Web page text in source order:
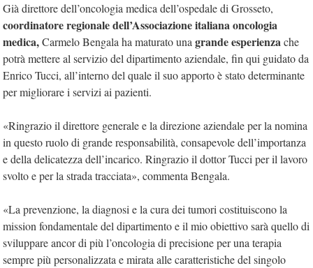
Già direttore dell’oncologia medica dell’ospedale di Grosseto,
coordinatore regionale dell’Associazione italiana oncologia
medica,Carmelo Bengala ha maturato unagrande esperienzache
potrà mettere al servizio del dipartimento aziendale, fin qui guidato da
Enrico Tucci, all’interno del quale il suo apporto è stato determinante
per migliorare i servizi ai pazienti.
«Ringrazio il direttore generale e la direzione aziendale per la nomina
in questo ruolo di grande responsabilità, consapevole dell’importanza
e della delicatezza dell’incarico. Ringrazio il dottor Tucci per il lavoro
svolto e per la strada tracciata», commenta Bengala.
«La prevenzione, la diagnosi e la cura dei tumori costituiscono la
mission fondamentale del dipartimento e il mio obiettivo sarà quello di
sviluppare ancor di più l’oncologia di precisione per una terapia
sempre più personalizzata e mirata alle caratteristiche del singolo